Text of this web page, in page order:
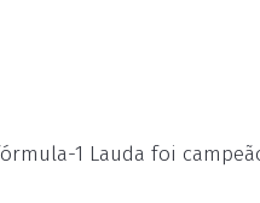
Lauda foi